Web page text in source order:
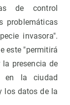
de control
problemáticas
invasora".
este "permitirá
presencia de
en la ciudad
los datos de la